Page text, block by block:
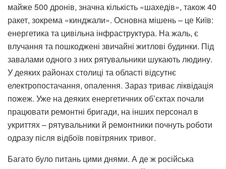
майже 500 дронів, значна кількість «шахедів», також 40
ракет, зокрема «кинджали». Основна мішень – це Київ:
енергетика та цивільна інфраструктура. На жаль, є
влучання та пошкоджені звичайні житлові будинки. Під
завалами одного з них рятувальники шукають людину.
У деяких районах столиці та області відсутнє
електропостачання, опалення. Зараз триває ліквідація
пожеж. Уже на деяких енергетичних обʼєктах почали
працювати ремонтні бригади, на інших персонал в
укриттях – рятувальники й ремонтники почнуть роботи
одразу після відбоїв повітряних тривог.
Багато було питань цими днями. А де ж російська